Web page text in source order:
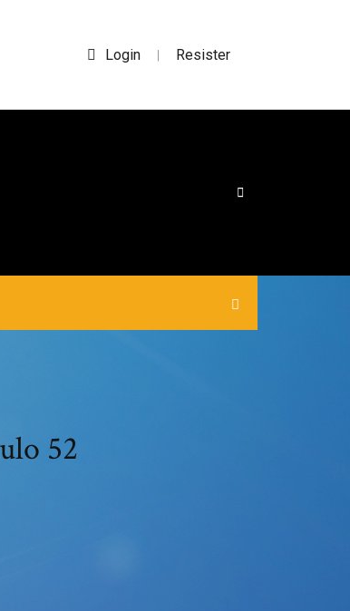
Login | Resister
52